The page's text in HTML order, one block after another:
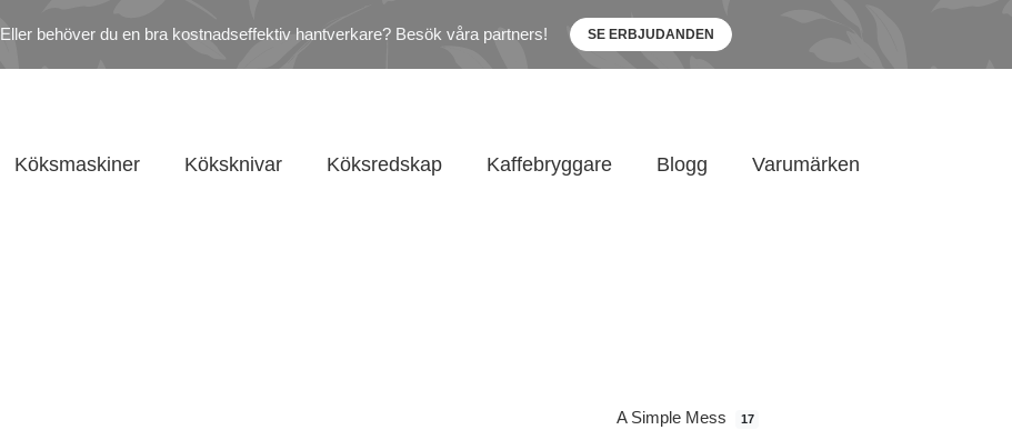
Eller behöver du en bra kostnadseffektiv hantverkare? Besök våra partners! SE ERBJUDANDEN
Köksmaskiner Köksknivar Köksredskap Kaffebryggare Blogg Varumärken
A Simple Mess 17